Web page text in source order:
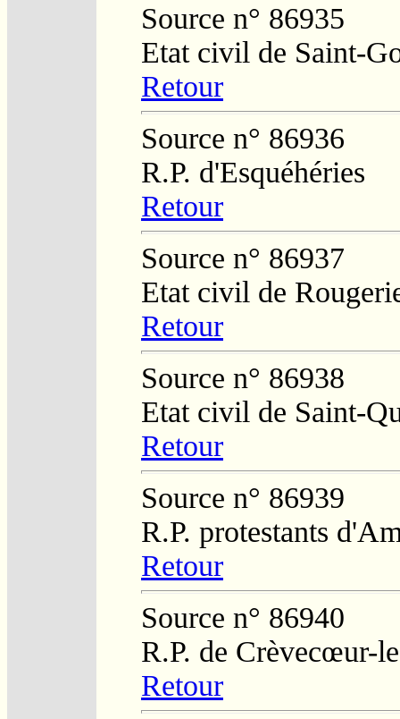
Source n° 86935
Etat civil de Saint-
Retour
Source n° 86936
R.P. d'Esquéhéries
Retour
Source n° 86937
Etat civil de
Retour
Source n° 86938
Etat civil de Saint-
Retour
Source n° 86939
R.P. protestants
Retour
Source n° 86940
R.P. de Crèvecœur-
Retour